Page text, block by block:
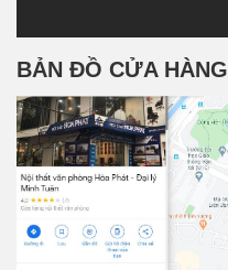
BẢN ĐỒ CỬA HÀNG